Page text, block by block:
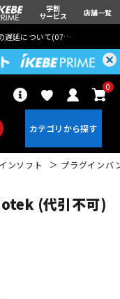
学割
サービス 店舗一覧
遅延について(07月29日
0
ンソフト プラグインバ
(代引不可)